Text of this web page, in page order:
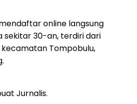
online langsung
30-an, terdiri dari
Tompobulu,
Jurnalis.